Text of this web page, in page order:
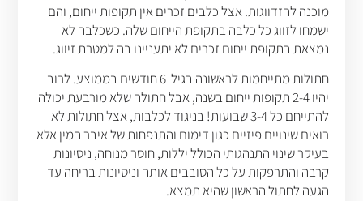
מוכנה להזדווגות. אצל כלבים זכרים אין תקופות ייחום, והם
ישמחו לזווג כל כלבה בתקופת הייחום שלה. כשכלבה לא
נמצאת בתקופת ייחום זכרים לא יתעניינו בה למטרת זיווג.
חתולות מתייחמות לראשונה בגיל 6 חודשים בממוצע. לרוב
יהיו 2-4 תקופות ייחום בשנה, אבל חתולה שלא מורבעת יכולה
להתייחם כל 3-4 שבועות! בניגוד לכלבות, אצל חתולות לא
רואים שינויים פיזיים כגון דימום והתנפחות של איבר המין אלא
בעיקר שינוי התנהגותי הכולל יללות, חוסר מנוחה, ניסיונות
קרבה והתרפקות על כל הסובבים אותה וניסיונות בריחה עד
הגעה לחתול הראשון שהיא תמצא.